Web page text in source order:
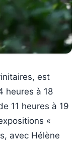
est
heures à 18
11 heures à 19
«
avec Hélène